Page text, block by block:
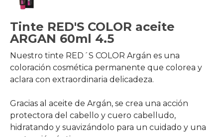
Tinte RED'S COLOR aceite
ARGAN 60ml 4.5
Nuestro tinte RED´S COLOR Argán es una
coloración cosmética permanente que colorea y
aclara con extraordinaria delicadeza.
Gracias al aceite de Argán, se crea una acción
protectora del cabello y cuero cabelludo,
hidratando y suavizándolo para un cuidado y una